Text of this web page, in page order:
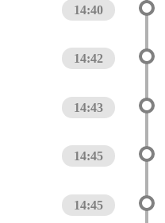
14:40
14:42
14:43
14:45
14:45